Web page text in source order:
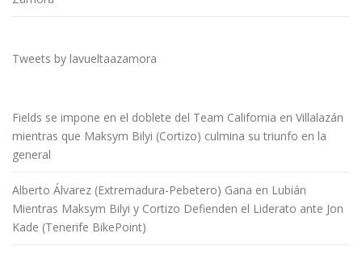
Tweets by lavueltaazamora
Fields se impone en el doblete del Team California en Villalazán
mientras que Maksym Bilyi (Cortizo) culmina su triunfo en la
general
Alberto Álvarez (Extremadura-Pebetero) Gana en Lubián
Mientras Maksym Bilyi y Cortizo Defienden el Liderato ante Jon
Kade (Tenerife BikePoint)